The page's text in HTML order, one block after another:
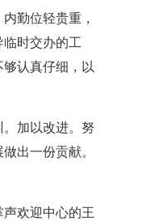
勤位轻贵重，
时交办的工
认真仔细，以
加以改进。努
出一份贡献。
欢迎中心的王